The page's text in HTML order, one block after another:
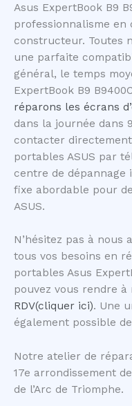
Asus ExpertBook B9
professionnalisme en
constructeur. Toutes
une parfaite
général, le temps
ExpertBook B9
réparons les écrans
dans la journée dans
contacter
portables ASUS par
centre de
fixe abordable pour
ASUS.
N’hésitez pas à
tous vos besoins en
portables Asus
pouvez vous rendre
RDV(cliquer ici). Une
également possible
Notre atelier de
17e arrondissement
de l’Arc de Triomphe.